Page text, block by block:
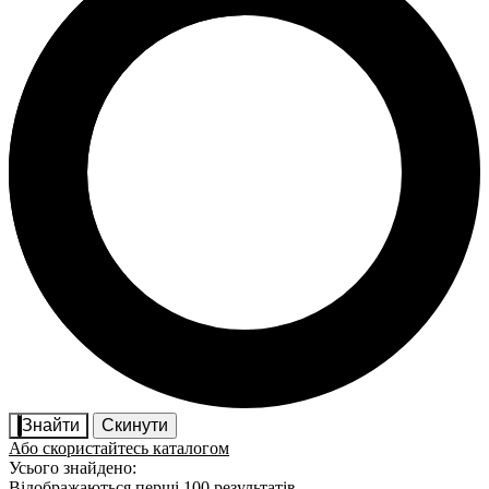
Знайти
Скинути
Або скористайтесь каталогом
Усього знайдено: